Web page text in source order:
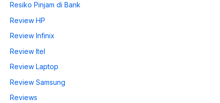
Resiko Pinjam di Bank
Review HP
Review Infinix
Review Itel
Review Laptop
Review Samsung
Reviews